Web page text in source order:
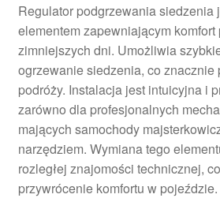
Regulator podgrzewania siedzenia
elementem zapewniającym komfort
zimniejszych dni. Umożliwia
ogrzewanie siedzenia, co znacznie
podróży. Instalacja jest intuicyjna i
zarówno dla profesjonalnych
mających samochody
narzędziem. Wymiana tego
rozległej znajomości technicznej,
przywrócenie komfortu w pojeździe.